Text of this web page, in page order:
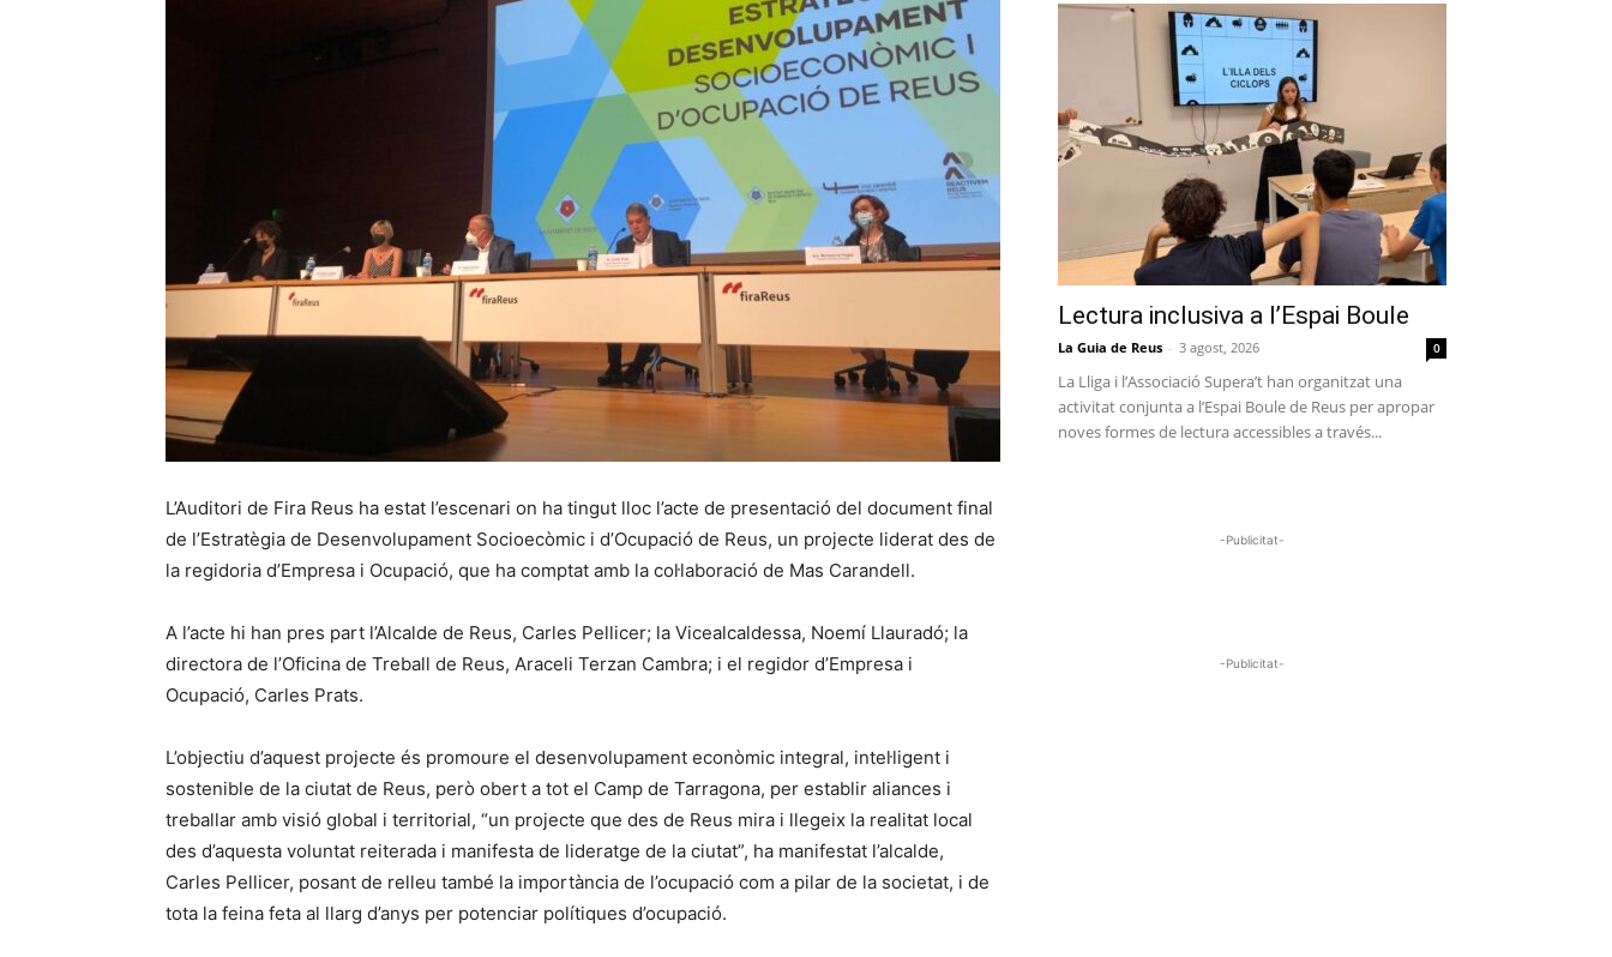
L’Auditori de Fira Reus ha estat l’escenari on ha tingut lloc l’acte de presentació del document final
de l’Estratègia de Desenvolupament Socioecòmic i d’Ocupació de Reus, un projecte liderat des de
la regidoria d’Empresa i Ocupació, que ha comptat amb la col·laboració de Mas Carandell.
A l’acte hi han pres part l’Alcalde de Reus, Carles Pellicer; la Vicealcaldessa, Noemí Llauradó; la
directora de l’Oficina de Treball de Reus, Araceli Terzan Cambra; i el regidor d’Empresa i
Ocupació, Carles Prats.
L’objectiu d’aquest projecte és promoure el desenvolupament econòmic integral, intel·ligent i
sostenible de la ciutat de Reus, però obert a tot el Camp de Tarragona, per establir aliances i
treballar amb visió global i territorial, “un projecte que des de Reus mira i llegeix la realitat local
des d’aquesta voluntat reiterada i manifesta de lideratge de la ciutat”, ha manifestat l’alcalde,
Carles Pellicer, posant de relleu també la importància de l’ocupació com a pilar de la societat, i de
tota la feina feta al llarg d’anys per potenciar polítiques d’ocupació.
Lectura inclusiva a l’Espai Boule
La Guia de Reus - 3 agost, 2026 0
La Lliga i l’Associació Supera’t han organitzat una
activitat conjunta a l’Espai Boule de Reus per apropar
noves formes de lectura accessibles a través...
-Publicitat-
-Publicitat-